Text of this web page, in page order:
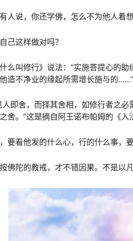
人说，你还学佛，怎么不为他人着想
己这样做对吗？
么叫修行》说法：“实施菩提心的
造不净业的缘起所需增长施与的……”
人即舍，而择其舍相，如修行者之
舍。”这是摘自阿王诺布帕姆的《入
要看他发的什么心，行的什么事，
佛陀的教戒，才不错因果。不是以凡